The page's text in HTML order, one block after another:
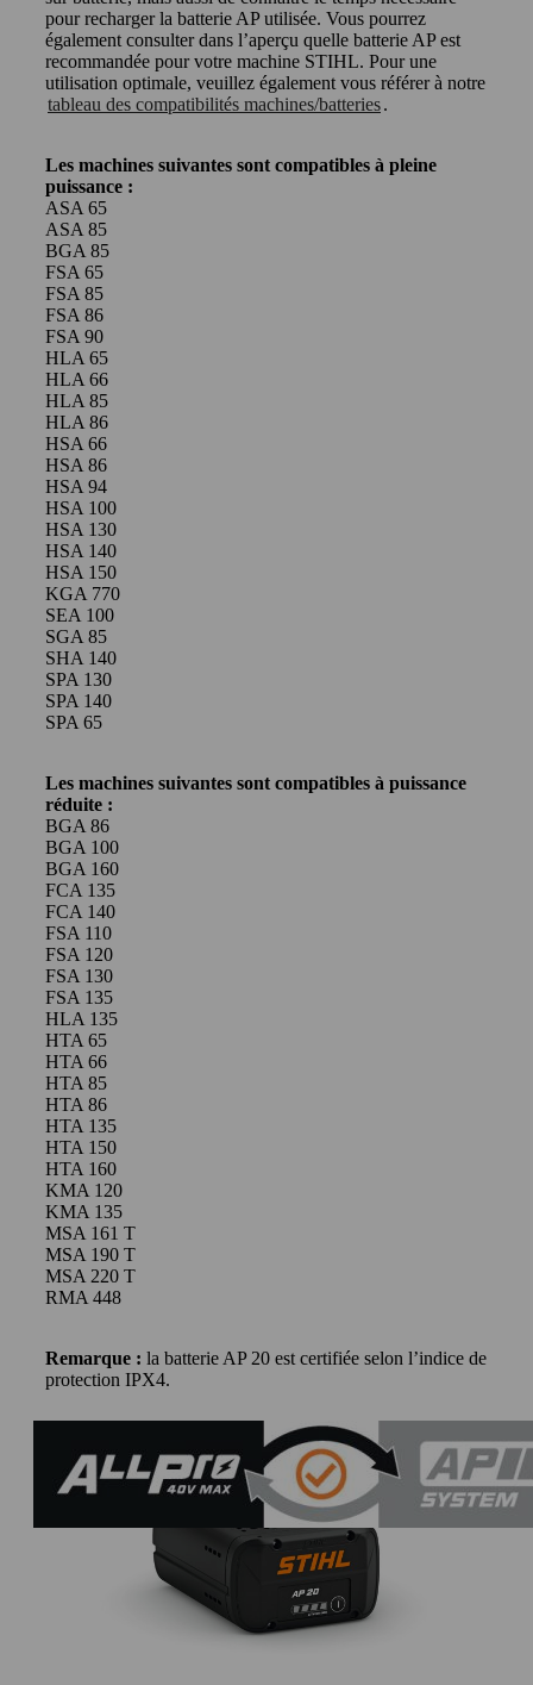
pour recharger la batterie AP utilisée. Vous pourrez
également consulter dans l’aperçu quelle batterie AP est
recommandée pour votre machine STIHL. Pour une
utilisation optimale, veuillez également vous référer à notre
tableau des compatibilités machines/batteries.
Les machines suivantes sont compatibles à pleine
puissance :
ASA 65
ASA 85
BGA 85
FSA 65
FSA 85
FSA 86
FSA 90
HLA 65
HLA 66
HLA 85
HLA 86
HSA 66
HSA 86
HSA 94
HSA 100
HSA 130
HSA 140
HSA 150
KGA 770
SEA 100
SGA 85
SHA 140
SPA 130
SPA 140
SPA 65
Les machines suivantes sont compatibles à puissance
réduite :
BGA 86
BGA 100
BGA 160
FCA 135
FCA 140
FSA 110
FSA 120
FSA 130
FSA 135
HLA 135
HTA 65
HTA 66
HTA 85
HTA 86
HTA 135
HTA 150
HTA 160
KMA 120
KMA 135
MSA 161 T
MSA 190 T
MSA 220 T
RMA 448
Remarque : la batterie AP 20 est certifiée selon l’indice de
protection IPX4.